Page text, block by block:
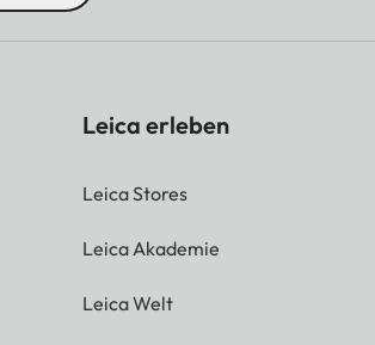
Leica erleben
Leica Stores
Leica Akademie
Leica Welt